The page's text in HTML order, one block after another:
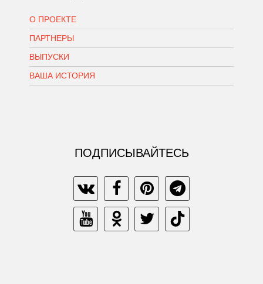
О ПРОЕКТЕ
ПАРТНЕРЫ
ВЫПУСКИ
ВАША ИСТОРИЯ
ПОДПИСЫВАЙТЕСЬ